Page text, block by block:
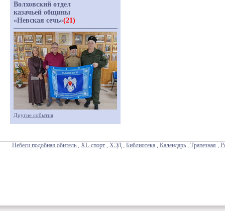
Волховский отдел
казачьей общины
«Невская сечь»(21)
Другие события
Небеси подобная обитель , XL-спорт , ХЭД , Библиотека , Календарь , Трапезная ,